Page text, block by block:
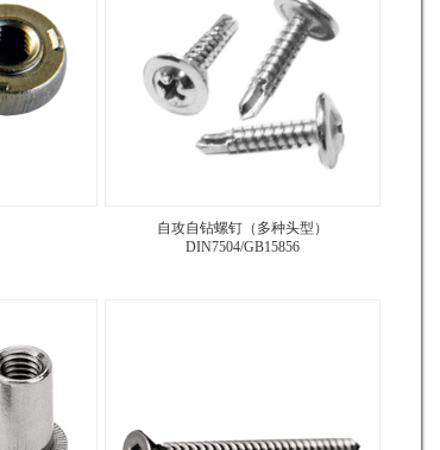
自攻自钻螺钉（多种头型）
DIN7504/GB15856